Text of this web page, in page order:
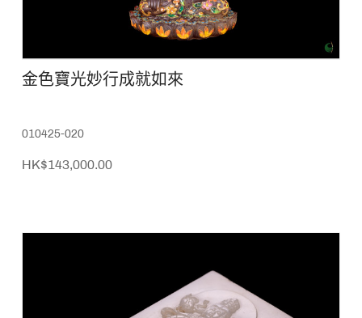
金色寶光妙行成就如來
010425-020
HK$143,000.00